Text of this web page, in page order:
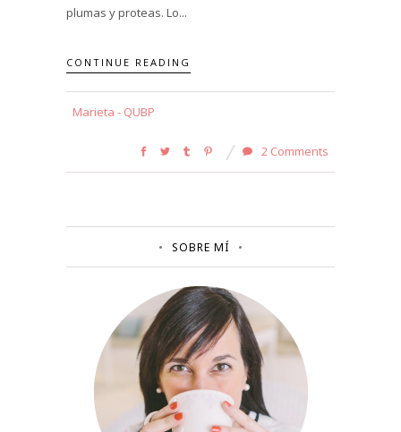
plumas y proteas. Lo...
CONTINUE READING
Marieta - QUBP
2 Comments
SOBRE MÍ